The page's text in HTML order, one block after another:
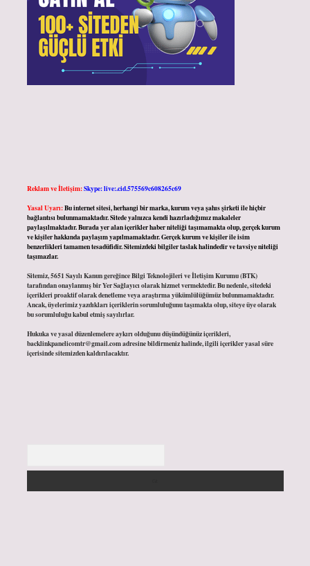
Reklam ve İletişim:Skype: live:.cid.575569c608265c69
Yasal Uyarı:Bu internet sitesi, herhangi bir marka, kurum veya şahıs şirketi ile hiçbir
bağlantısı bulunmamaktadır. Sitede yalnızca kendi hazırladığımız makaleler
paylaşılmaktadır. Burada yer alan içerikler haber niteliği taşımamakta olup, gerçek kurum
ve kişiler hakkında paylaşım yapılmamaktadır. Gerçek kurum ve kişiler ile isim
benzerlikleri tamamen tesadüfidir. Sitemizdeki bilgiler taslak halindedir ve tavsiye niteliği
taşımazlar.
Sitemiz, 5651 Sayılı Kanun gereğince Bilgi Teknolojileri ve İletişim Kurumu (BTK)
tarafından onaylanmış bir Yer Sağlayıcı olarak hizmet vermektedir. Bu nedenle, sitedeki
içerikleri proaktif olarak denetleme veya araştırma yükümlülüğümüz bulunmamaktadır.
Ancak, üyelerimiz yazdıkları içeriklerin sorumluluğunu taşımakta olup, siteye üye olarak
bu sorumluluğu kabul etmiş sayılırlar.
Hukuka ve yasal düzenlemelere aykırı olduğunu düşündüğünüz içerikleri,
backlinkpanelicomtr@gmail.comadresine bildirmeniz halinde, ilgili içerikler yasal süre
içerisinde sitemizden kaldırılacaktır.